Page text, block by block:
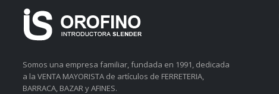
Somos una empresa familiar, fundada en 1991, dedicada
a la VENTA MAYORISTA de artículos de FERRETERIA,
BARRACA, BAZAR y AFINES.